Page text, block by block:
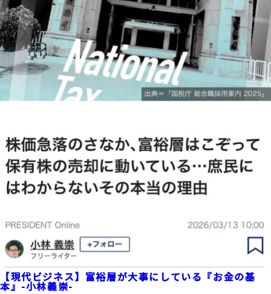
【現代ビジネス】富裕層が大事にしている『お金の基
本』-小林義崇-